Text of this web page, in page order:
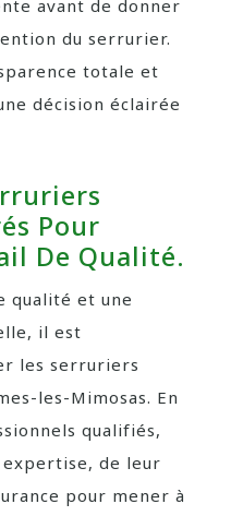
avant de donner
du serrurier.
totale et
décision éclairée
Pour
De Qualité.
qualité et une
il est
les serruriers
les-Mimosas. En
qualifiés,
de leur
pour mener à